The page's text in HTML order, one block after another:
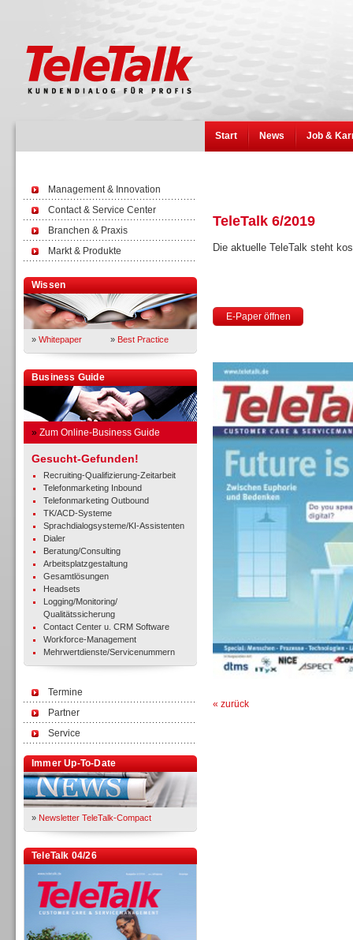
Start News Job &
Management & Innovation
Contact & Service Center
Branchen & Praxis
Markt & Produkte
Wissen
» Whitepaper » Best Practice
Business Guide
» Zum Online-Business Guide
Gesucht-Gefunden!
Recruiting-Qualifizierung-Zeitarbeit
Telefonmarketing Inbound
Telefonmarketing Outbound
TK/ACD-Systeme
Sprachdialogsysteme/KI-Assistenten
Dialer
Beratung/Consulting
Arbeitsplatzgestaltung
Gesamtlösungen
Headsets
Logging/Monitoring/
Qualitätssicherung
Contact Center u. CRM Software
Workforce-Management
Mehrwertdienste/Servicenummern
Termine
Partner
Service
Immer Up-To-Date
» Newsletter TeleTalk-Compact
TeleTalk 04/26
TeleTalk 6/2019
Die aktuelle TeleTalk steht
E-Paper öffnen
« zurück